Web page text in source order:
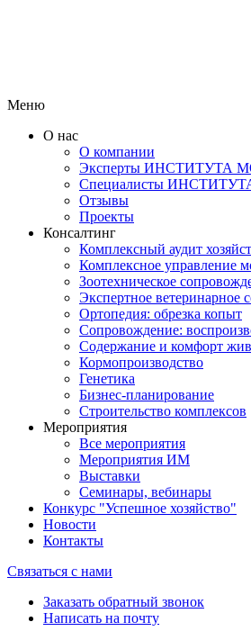
Меню
О нас
О компании
Эксперты ИНСТИТУТА
Специалисты
Отзывы
Проекты
Консалтинг
Комплексный аудит
Комплексное управление
Зоотехническое
Экспертное ветеринарное
Ортопедия: обрезка копыт
Сопровождение:
Содержание и комфорт
Кормопроизводство
Генетика
Бизнес-планирование
Строительство комплексов
Мероприятия
Все мероприятия
Мероприятия ИМ
Выставки
Семинары, вебинары
Конкурс "Успешное хозяйство"
Новости
Контакты
Связаться с нами
Заказать обратный звонок
Написать на почту